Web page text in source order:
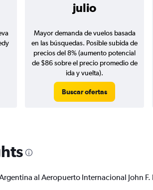
julio
Mayor demanda de vuelos basada
en las búsquedas. Posible subida de
precios del 8% (aumento potencial
de $86 sobre el precio promedio de
ida y vuelta).
Buscar ofertas
al Aeropuerto Internacional John